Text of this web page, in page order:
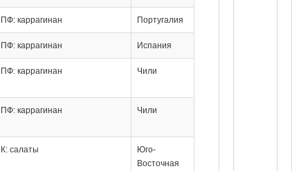
ПФ: каррагинан Португалия
ПФ: каррагинан Испания
ПФ: каррагинан Чили
ПФ: каррагинан Чили
К: салаты
Юго-
Восточная